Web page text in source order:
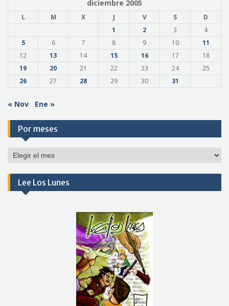
diciembre 2005
L M X J V S
D
1
2 3
4
5
6 7 8 9 10
11
12
13 14 15 16 17
18
19
20 21 22 23 24
25
26
27 28 29 30 31
« Nov Ene »
Por meses
Por
Lee Los Lunes